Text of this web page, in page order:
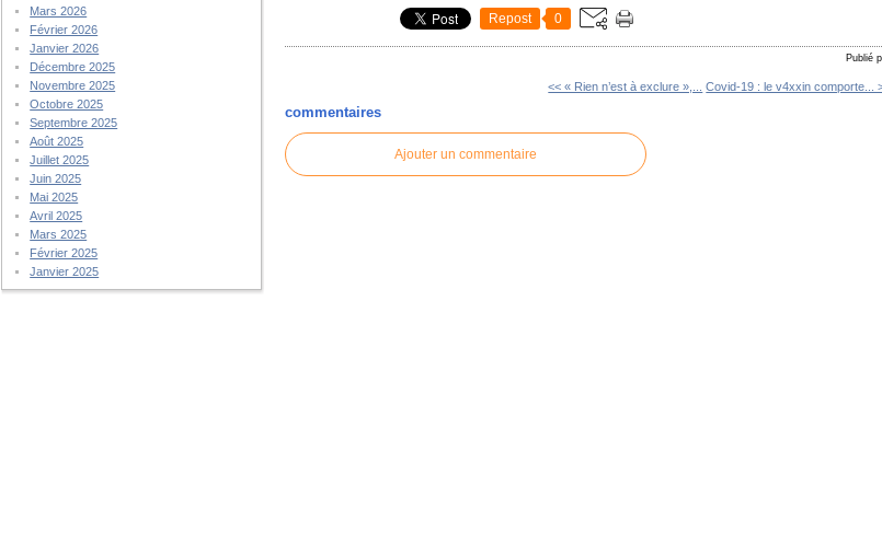
Mars 2026
Février 2026
Janvier 2026
Décembre 2025
Novembre 2025
Octobre 2025
Septembre 2025
Août 2025
Juillet 2025
Juin 2025
Mai 2025
Avril 2025
Mars 2025
Février 2025
Janvier 2025
Repost 0
Publié
<< « Rien n’est à exclure »,... Covid-19 : le v4xxin comporte...
commentaires
Ajouter un commentaire